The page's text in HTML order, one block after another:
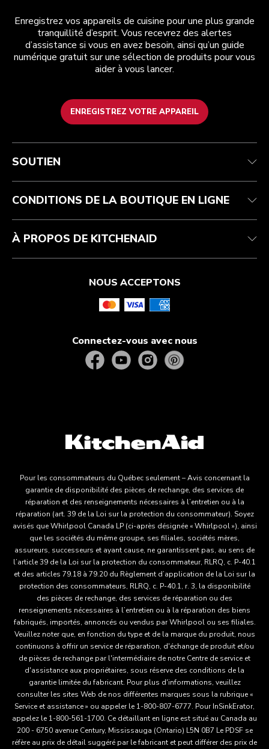
Enregistrez vos appareils de cuisine pour une plus grande
tranquillité d’esprit. Vous recevrez des alertes
d’assistance si vous en avez besoin, ainsi qu’un guide
numérique gratuit sur une sélection de produits pour vous
aider à vous lancer.
ENREGISTREZ VOTRE APPAREIL
Service après-vente
Contactez-nous
Réparation autorisée
Résidents du Québec
Conditions d’utilisation
Retours et remboursements
Aide relative au produit
La marque
Affiliation
SOUTIEN
CONDITIONS DE LA BOUTIQUE EN LIGNE
À PROPOS DE KITCHENAID
NOUS ACCEPTONS
Connectez-vous avec nous
Pour les consommateurs du Québec seulement – Avis concernant la
garantie de disponibilité des pièces de rechange, des services de
réparation et des renseignements nécessaires à l’entretien ou à la
réparation (art. 39 de la Loi sur la protection du consommateur). Soyez
avisés que Whirlpool Canada LP (ci-après désignée « Whirlpool »), ainsi
que les sociétés du même groupe, ses filiales, sociétés mères,
assureurs, successeurs et ayant cause, ne garantissent pas, au sens de
l’article 39 de la Loi sur la protection du consommateur, RLRQ, c. P-40.1
et des articles 79.18 à 79.20 du Règlement d’application de la Loi sur la
protection des consommateurs, RLRQ, c. P-40.1, r. 3, la disponibilité
des pièces de rechange, des services de réparation ou des
renseignements nécessaires à l’entretien ou à la réparation des biens
fabriqués, importés, annoncés ou vendus par Whirlpool ou ses filiales.
Veuillez noter que, en fonction du type et de la marque du produit, nous
continuons à offrir un service de réparation, d'échange de produit et/ou
de pièces de rechange par l'intermédiaire de notre Centre de service et
d'assistance aux propriétaires, sous réserve des conditions de la
garantie limitée du fabricant. Pour plus d'informations, veuillez
consulter les sites Web de nos différentes marques sous la rubrique «
Service et assistance » ou appeler le 1-800-807-6777. Pour InSinkErator,
appelez le 1-800-561-1700. Ce détaillant en ligne est situé au Canada au
200 - 6750 avenue Century, Mississauga (Ontario) L5N 0B7 Le PDSF se
réfère au prix de détail suggéré par le fabricant et peut différer des prix de